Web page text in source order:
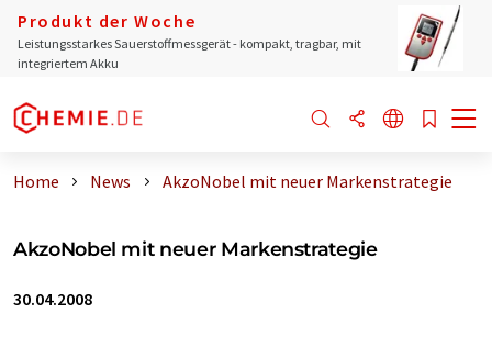
Produkt der Woche
Leistungsstarkes Sauerstoffmessgerät - kompakt, tragbar, mit
integriertem Akku
Home News AkzoNobel mit neuer Markenstrategie
AkzoNobel mit neuer Markenstrategie
30.04.2008